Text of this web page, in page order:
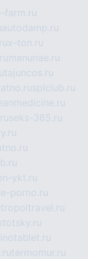
farm.ru
autodamp.ru
x-ton.ru
manunae.ru
tajuncos.ru
splclub.ru
seks-365.ru
ykt.ru
porno.ru
termomur.ru